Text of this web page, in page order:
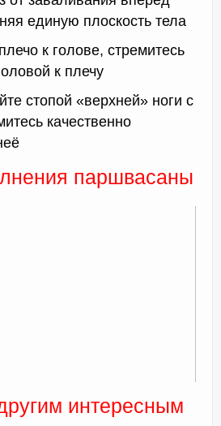
единую плоскость тела
к голове, стремитесь
к плечу
стопой «верхней» ноги с
качественно
паршвасаны
интересным